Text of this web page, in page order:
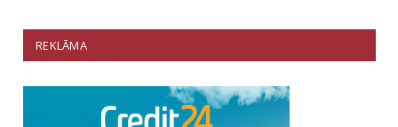
REKLĀMA